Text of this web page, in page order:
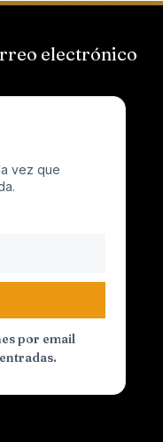
electrónico
vez que
por email